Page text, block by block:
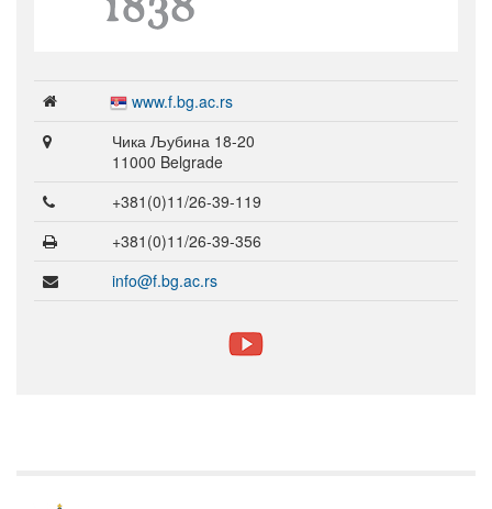
www.f.bg.ac.rs
Чика Љубина 18-20
11000 Belgrade
+381(0)11/26-39-119
+381(0)11/26-39-356
info@f.bg.ac.rs